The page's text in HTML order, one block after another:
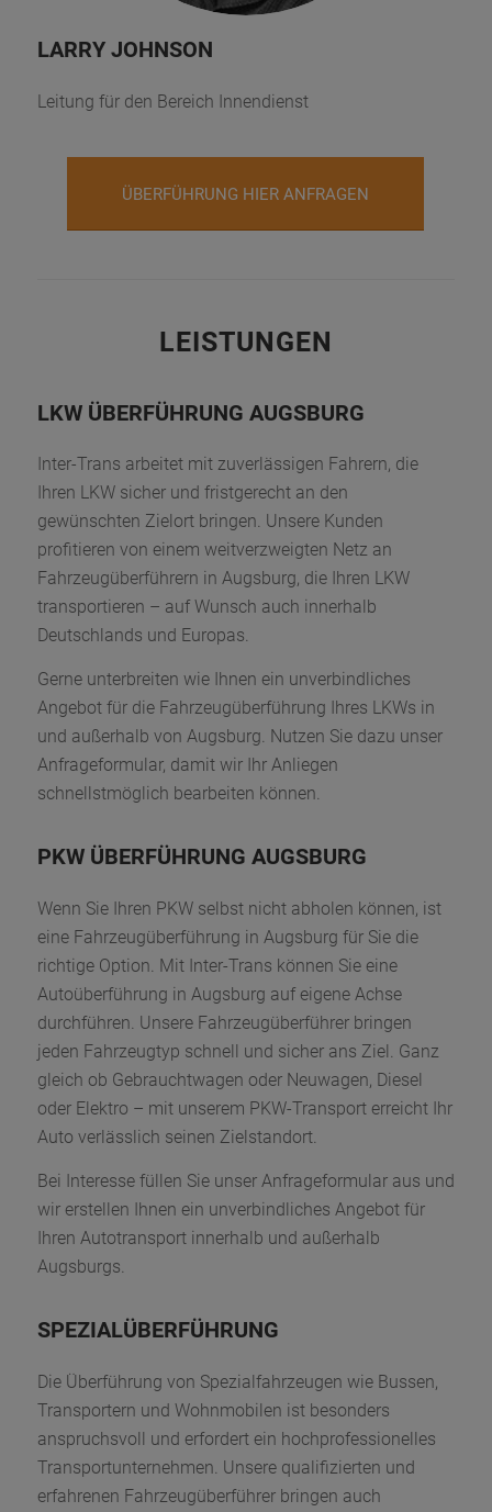
LARRY JOHNSON
Leitung für den Bereich Innendienst
ÜBERFÜHRUNG HIER ANFRAGEN
LEISTUNGEN
LKW ÜBERFÜHRUNG AUGSBURG
Inter-Trans arbeitet mit zuverlässigen Fahrern, die
Ihren LKW sicher und fristgerecht an den
gewünschten Zielort bringen. Unsere Kunden
profitieren von einem weitverzweigten Netz an
Fahrzeugüberführern in Augsburg, die Ihren LKW
transportieren – auf Wunsch auch innerhalb
Deutschlands und Europas.
Gerne unterbreiten wie Ihnen ein unverbindliches
Angebot für die Fahrzeugüberführung Ihres LKWs in
und außerhalb von Augsburg. Nutzen Sie dazu unser
Anfrageformular, damit wir Ihr Anliegen
schnellstmöglich bearbeiten können.
PKW ÜBERFÜHRUNG AUGSBURG
Wenn Sie Ihren PKW selbst nicht abholen können, ist
eine Fahrzeugüberführung in Augsburg für Sie die
richtige Option. Mit Inter-Trans können Sie eine
Autoüberführung in Augsburg auf eigene Achse
durchführen. Unsere Fahrzeugüberführer bringen
jeden Fahrzeugtyp schnell und sicher ans Ziel. Ganz
gleich ob Gebrauchtwagen oder Neuwagen, Diesel
oder Elektro – mit unserem PKW-Transport erreicht Ihr
Auto verlässlich seinen Zielstandort.
Bei Interesse füllen Sie unser Anfrageformular aus und
wir erstellen Ihnen ein unverbindliches Angebot für
Ihren Autotransport innerhalb und außerhalb
Augsburgs.
SPEZIALÜBERFÜHRUNG
Die Überführung von Spezialfahrzeugen wie Bussen,
Transportern und Wohnmobilen ist besonders
anspruchsvoll und erfordert ein hochprofessionelles
Transportunternehmen. Unsere qualifizierten und
erfahrenen Fahrzeugüberführer bringen auch